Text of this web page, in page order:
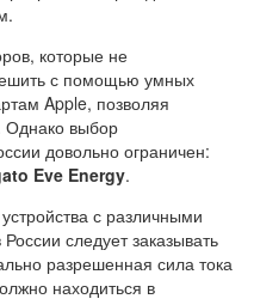
которые не
с помощью умных
Apple, позволяя
Однако выбор
довольно ограничен:
Eve Energy.
с различными
следует заказывать
разрешенная сила тока
находиться в